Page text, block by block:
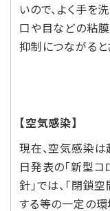
いので、よく手を
口や目などの粘
抑制につながると
【空気感染】
現在、空気感染は
日発表の「新型
針」では、「閉鎖
する等の一定の環